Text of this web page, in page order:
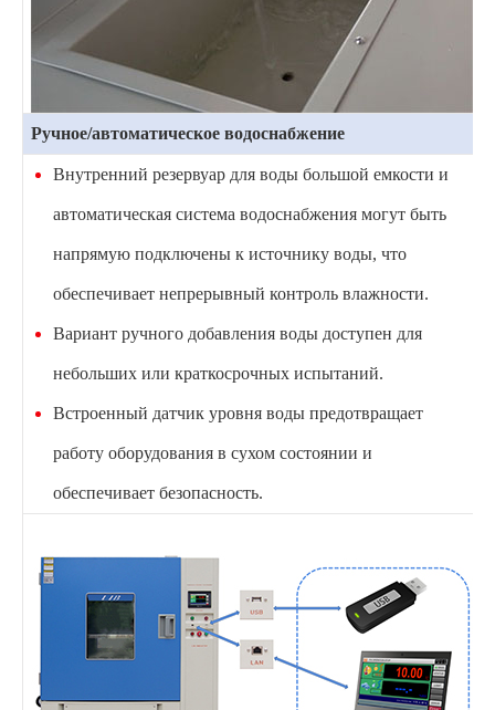
Ручное/автоматическое водоснабжение
Внутренний резервуар для воды большой емкости и
автоматическая система водоснабжения могут быть
напрямую подключены к источнику воды, что
обеспечивает непрерывный контроль влажности.
Вариант ручного добавления воды доступен для
небольших или краткосрочных испытаний.
Встроенный датчик уровня воды предотвращает
работу оборудования в сухом состоянии и
обеспечивает безопасность.